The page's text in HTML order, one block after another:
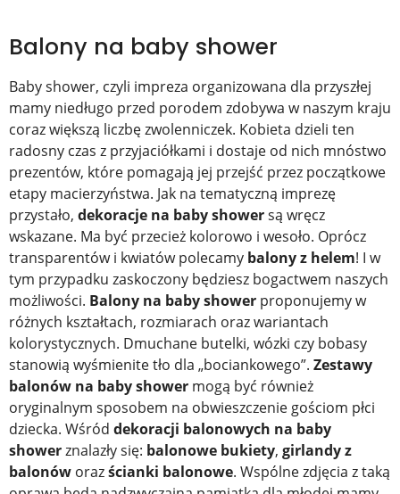
Balony na baby shower
Baby shower, czyli impreza organizowana dla przyszłej
mamy niedługo przed porodem zdobywa w naszym kraju
coraz większą liczbę zwolenniczek. Kobieta dzieli ten
radosny czas z przyjaciółkami i dostaje od nich mnóstwo
prezentów, które pomagają jej przejść przez początkowe
etapy macierzyństwa. Jak na tematyczną imprezę
przystało, dekoracje na baby showersą wręcz
wskazane. Ma być przecież kolorowo i wesoło. Oprócz
transparentów i kwiatów polecamy balony z helem! I w
tym przypadku zaskoczony będziesz bogactwem naszych
możliwości. Balony na baby shower proponujemy w
różnych kształtach, rozmiarach oraz wariantach
kolorystycznych. Dmuchane butelki, wózki czy bobasy
stanowią wyśmienite tło dla „bociankowego”. Zestawy
balonów na baby shower mogą być również
oryginalnym sposobem na obwieszczenie gościom płci
dziecka. Wśród dekoracji balonowych na baby
showerznalazły się: balonowe bukiety, girlandy z
balonów orazścianki balonowe. Wspólne zdjęcia z taką